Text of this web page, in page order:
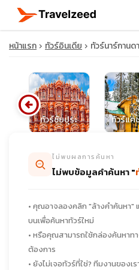
search
หน้าแรก ทัวร์อินเดีย ทัวร์นาร์กานดา
ทัวร์ชัยปุระ ทัวร์แค
arrow_circle_left
ไม่พบผลการค้นหา
ไม่พบข้อมูลคำค้นหา "
• คุณอาจลองคลิก "ล้างคำค้นหา"
บนเพื่อค้นหาทัวร์ใหม่
• หรือคุณสามารถใช้กล่องค้นหาท
ต้องการ
• ยังไม่เจอทัวร์ที่ใช่? ทีมงานของเ